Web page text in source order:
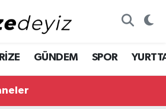
RİZE GÜNDEM SPOR
Haritası